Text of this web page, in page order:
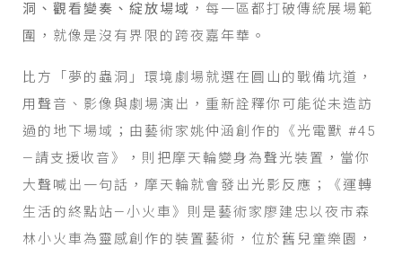
洞、觀看變奏、綻放場域 ，每一區都打破傳統展場範
圍，就像是沒有界限的跨夜嘉年華。
比方「夢的蟲洞」環境劇場就選在圓山的戰備坑道，
用聲音、影像與劇場演出，重新詮釋你可能從未造訪
過的地下場域；由藝術家姚仲涵創作的《光電獸 #45
—請支援收音》，則把摩天輪變身為聲光裝置，當你
大聲喊出一句話，摩天輪就會發出光影反應；《運轉
生活的終點站—小火車》則是藝術家廖建忠以夜市森
林小火車為靈感創作的裝置藝術，位於舊兒童樂園，